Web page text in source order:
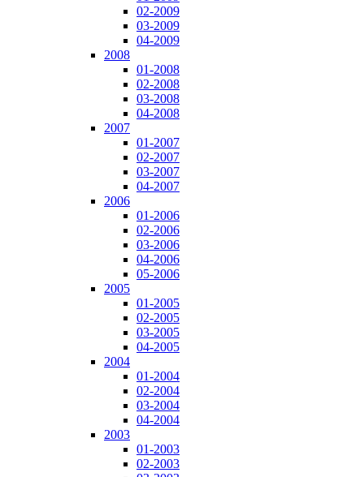
02-2009
03-2009
04-2009
2008
01-2008
02-2008
03-2008
04-2008
2007
01-2007
02-2007
03-2007
04-2007
2006
01-2006
02-2006
03-2006
04-2006
05-2006
2005
01-2005
02-2005
03-2005
04-2005
2004
01-2004
02-2004
03-2004
04-2004
2003
01-2003
02-2003